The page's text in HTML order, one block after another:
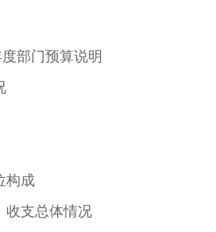
部门预算说明
成
支总体情况